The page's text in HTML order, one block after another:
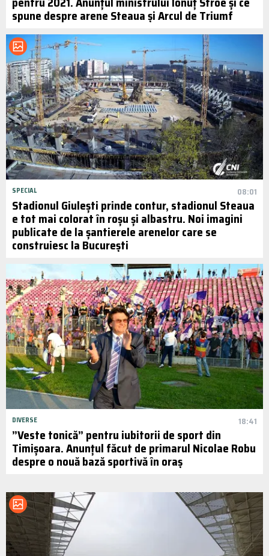
spune despre arene Steaua și Arcul de Triumf
SPECIAL 08:01
Stadionul Giulești prinde contur, stadionul Steaua
e tot mai colorat în roșu și albastru. Noi imagini
publicate de la șantierele arenelor care se
construiesc la București
DIVERSE 18:41
”Veste tonică” pentru iubitorii de sport din
Timișoara. Anunțul făcut de primarul Nicolae Robu
despre o nouă bază sportivă în oraș